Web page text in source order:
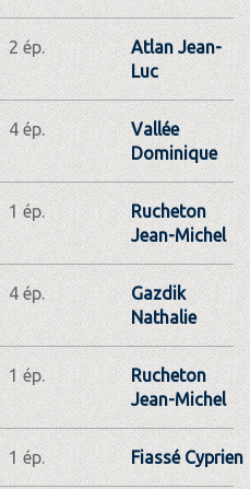
2 ép.
Atlan Jean-
Luc
4 ép.
Vallée
Dominique
1 ép.
Rucheton
Jean-Michel
4 ép.
Gazdik
Nathalie
1 ép.
Rucheton
Jean-Michel
1 ép. Fiassé Cyprien